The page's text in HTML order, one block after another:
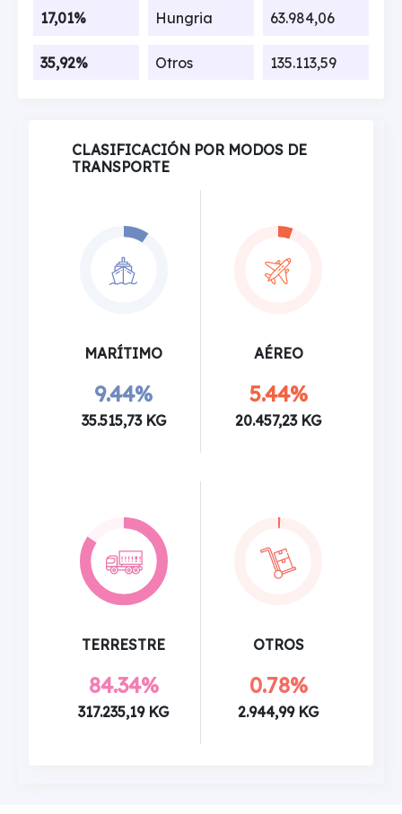
17,01% Hungria 63.984,06
35,92% Otros 135.113,59
CLASIFICACIÓN POR MODOS DE
TRANSPORTE
MARÍTIMO
9.44%
35.515,73 KG
AÉREO
5.44%
20.457,23 KG
TERRESTRE
84.34%
317.235,19 KG
OTROS
0.78%
2.944,99 KG